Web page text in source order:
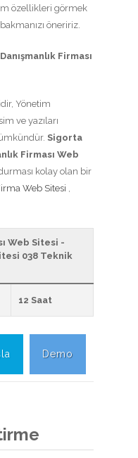
özellikleri görmek
öneririz.
Firması
Yönetim
ve yazıları
Sigorta
Firması Web
kolay olan bir
Web Sitesi
Web Sitesi -
038 Teknik
12 Saat
Demo